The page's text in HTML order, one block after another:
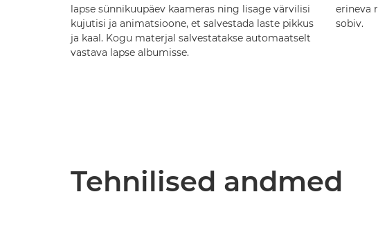
lapse sünnikuupäev kaameras ning lisage värvilisi
kujutisi ja animatsioone, et salvestada laste pikkus
ja kaal. Kogu materjal salvestatakse automaatselt
vastava lapse albumisse.
erineva
sobiv.
Tehnilised andmed